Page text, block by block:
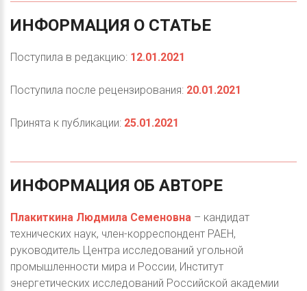
ИНФОРМАЦИЯ О СТАТЬЕ
Поступила в редакцию: 12.01.2021
Поступила после рецензирования: 20.01.2021
Принята к публикации: 25.01.2021
ИНФОРМАЦИЯ ОБ АВТОРЕ
Плакиткина Людмила Семеновна – кандидат
технических наук, член-корреспондент РАЕН,
руководитель Центра исследований угольной
промышленности мира и России, Институт
энергетических исследований Российской академии